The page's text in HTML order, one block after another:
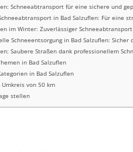
Schneeabtransport für eine sichere und
in Bad Salzuflen: Für eine
im Winter: Zuverlässiger
Schneeentsorgung in Bad Salzuflen: Sicher
Saubere Straßen dank professionellem
in Bad Salzuflen
in Bad Salzuflen
von 50 km
stellen